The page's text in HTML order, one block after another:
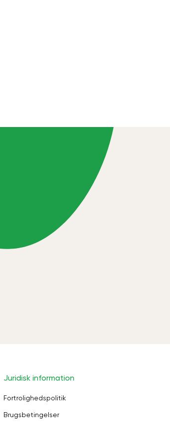
Juridisk information
Fortrolighedspolitik
Brugsbetingelser